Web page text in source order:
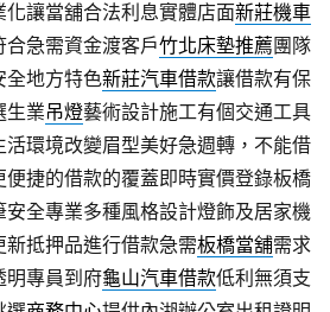
讓當舖合法利息實體店面新莊機車
急需資金渡客戶竹北床墊推薦團隊
全地方特色新莊汽車借款讓借款有保
生業吊燈藝術設計施工有個交通工具
活環境改變眉型美好急週轉，不能借
便捷的借款的覆蓋即時實價登錄板橋
全專業多種風格設計燈飾及居家機
抵押品進行借款急需板橋當舖需求
明專員到府龜山汽車借款低利無須支